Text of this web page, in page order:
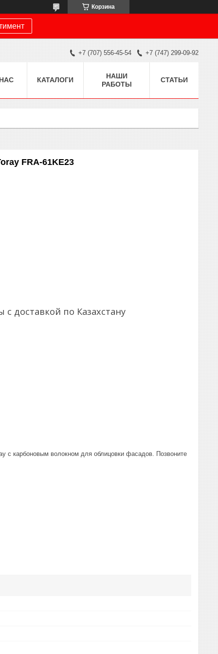
Корзина
+7 (707) 556-45-54 +7 (747) 299-09-92
КАТАЛОГИ
НАШИ
РАБОТЫ
СТАТЬИ
FRA-61KE23
доставкой по Казахстану
с карбоновым волокном для облицовки фасадов. Позвоните